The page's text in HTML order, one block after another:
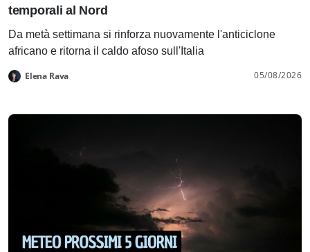
temporali al Nord
Da metà settimana si rinforza nuovamente l'anticiclone
africano e ritorna il caldo afoso sull'Italia
Elena Rava 05/08/2026